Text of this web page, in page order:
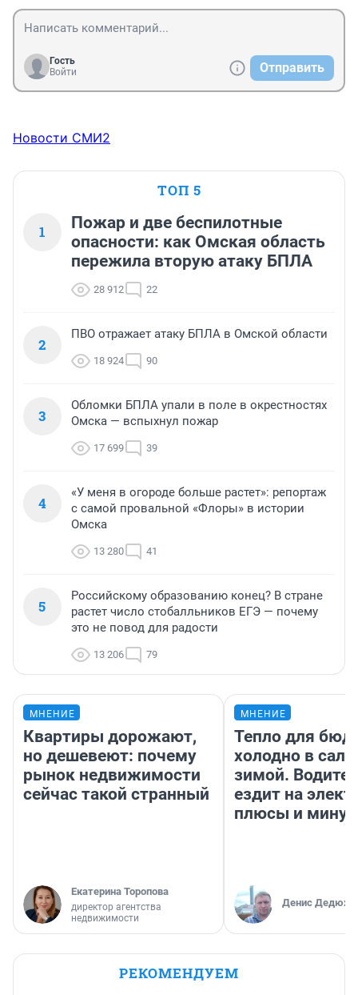
Гость
Войти
Отправить
Новости СМИ2
ТОП 5
1
Пожар и две беспилотные
опасности: как Омская область
пережила вторую атаку БПЛА
28 912 22
2
ПВО отражает атаку БПЛА в Омской области
18 924 90
3
Обломки БПЛА упали в поле в окрестностях
Омска — вспыхнул пожар
17 699 39
4
«У меня в огороде больше растет»: репортаж
с самой провальной «Флоры» в истории
Омска
13 280 41
5
Российскому образованию конец? В стране
растет число стобалльников ЕГЭ — почему
это не повод для радости
13 206 79
МНЕНИЕ
Квартиры дорожают,
но дешевеют: почему
рынок недвижимости
сейчас такой странный
Екатерина Торопова
директор агентства
недвижимости
МНЕНИЕ
Тепло для
холодно в
зимой.
ездит на
плюсы и
Денис
РЕКОМЕНДУЕМ